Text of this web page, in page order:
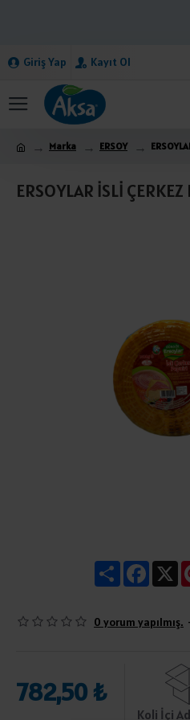
Giriş Yap Kayıt Ol
Marka ERSOY
ERSOYLAR İSLİ
Share X
0 yorum yapılmış.
782,50 ₺
Koli İçi